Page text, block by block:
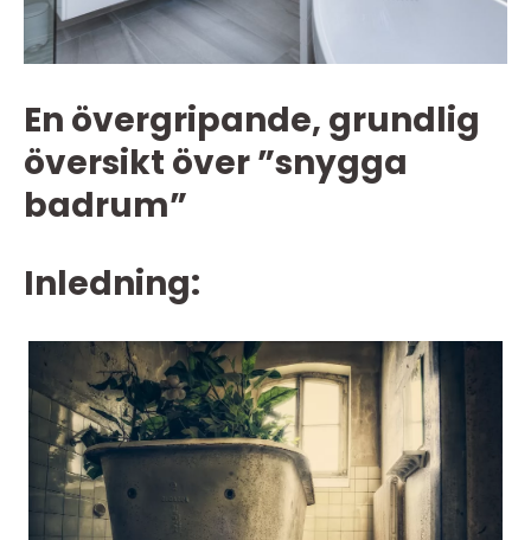
En övergripande, grundlig
översikt över ”snygga
badrum”
Inledning: